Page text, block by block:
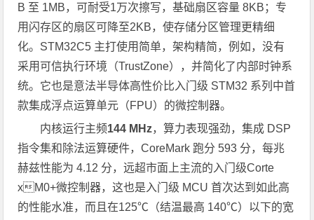
B 至 1MB，可耐受1万次擦写，基础扇区容量 8KB；专
用闪存区的扇区可降至2KB，使存储分区管理更精细
化。STM32C5 主打使用简单，架构精简，例如，没有
采用可信执行环境（TrustZone），并简化了内部时钟系
统。它也是意法半导体高性价比入门级 STM32 系列中首
款集成浮点运算单元（FPU）的微控制器。
内核运行主频144 MHz，算力表现强劲，集成 DSP
指令集和除法运算硬件，CoreMark 跑分 593 分，每兆
赫兹性能为 4.12 分，远超市面上主流的入门级Corte
xM0+微控制器，这也是入门级 MCU 首次达到如此高
的性能水准，而且在125℃（结温最高 140℃）以下的宽